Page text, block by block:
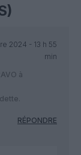
2024 - 13 h 55
min
à
RÉPONDRE